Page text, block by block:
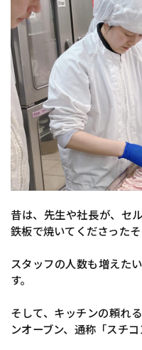
昔は、先生や社長が、セ
鉄板で焼いてくださったそ
スタッフの人数も増えた
す。
そして、キッチンの頼れ
ンオーブン、通称「スチコ